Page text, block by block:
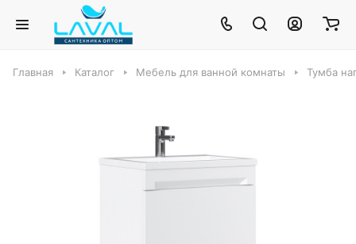
Главная Каталог Мебель для ванной комнаты Тумба